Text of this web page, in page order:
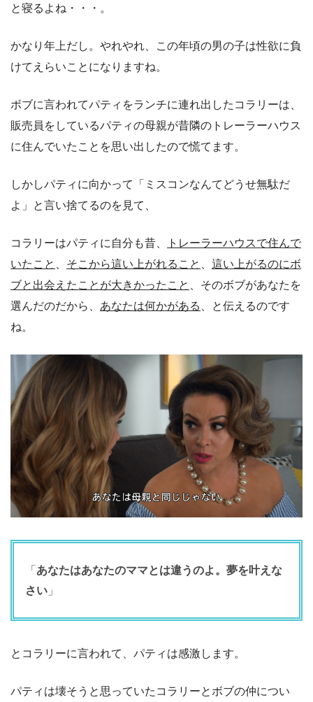
と寝るよね・・・。
かなり年上だし。やれやれ、この年頃の男の子は性欲に負
けてえらいことになりますね。
ボブに言われてパティをランチに連れ出したコラリーは、
販売員をしているパティの母親が昔隣のトレーラーハウス
に住んでいたことを思い出したので慌てます。
しかしパティに向かって「ミスコンなんてどうせ無駄だ
よ」と言い捨てるのを見て、
コラリーはパティに自分も昔、
トレーラーハウスで住んで
いたこと
そこから這い上がれること
這い上がるのにボ
ブと出会えたことが大きかったこと
、そのボブがあなたを
選んだのだから、 あなたは何かがある
、と伝えるのです
ね。
「 あなたはあなたのママとは違うのよ。夢を叶えな
さい 」
とコラリーに言われて、パティは感激します。
パティは壊そうと思っていたコラリーとボブの仲につい